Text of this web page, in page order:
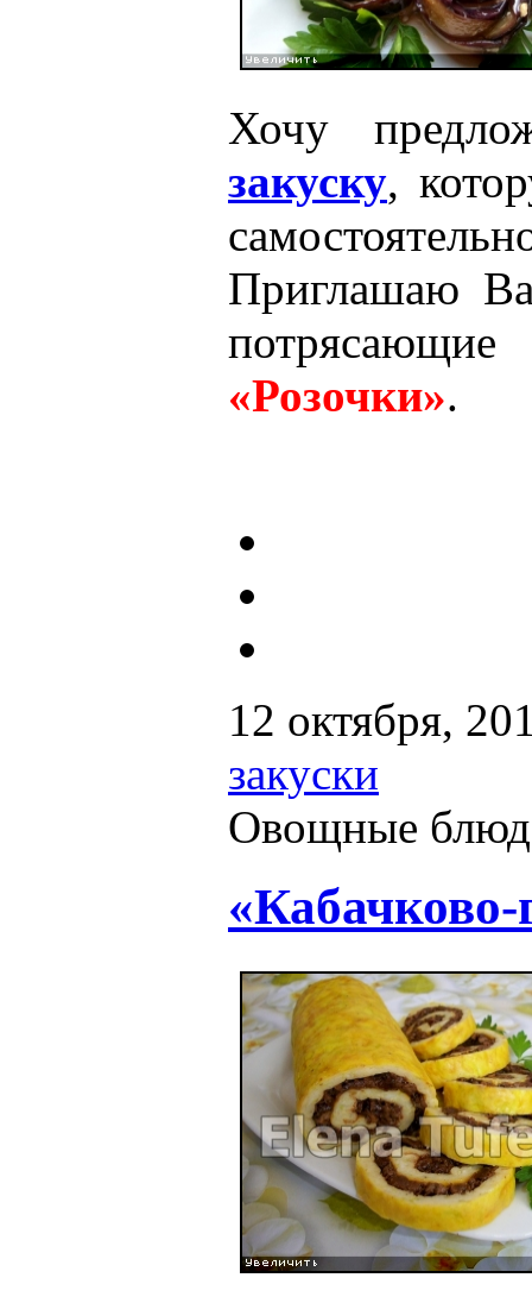
Хочу
закуску,
Приглашаю
«Розочки».
12 октября,
закуски
Овощные